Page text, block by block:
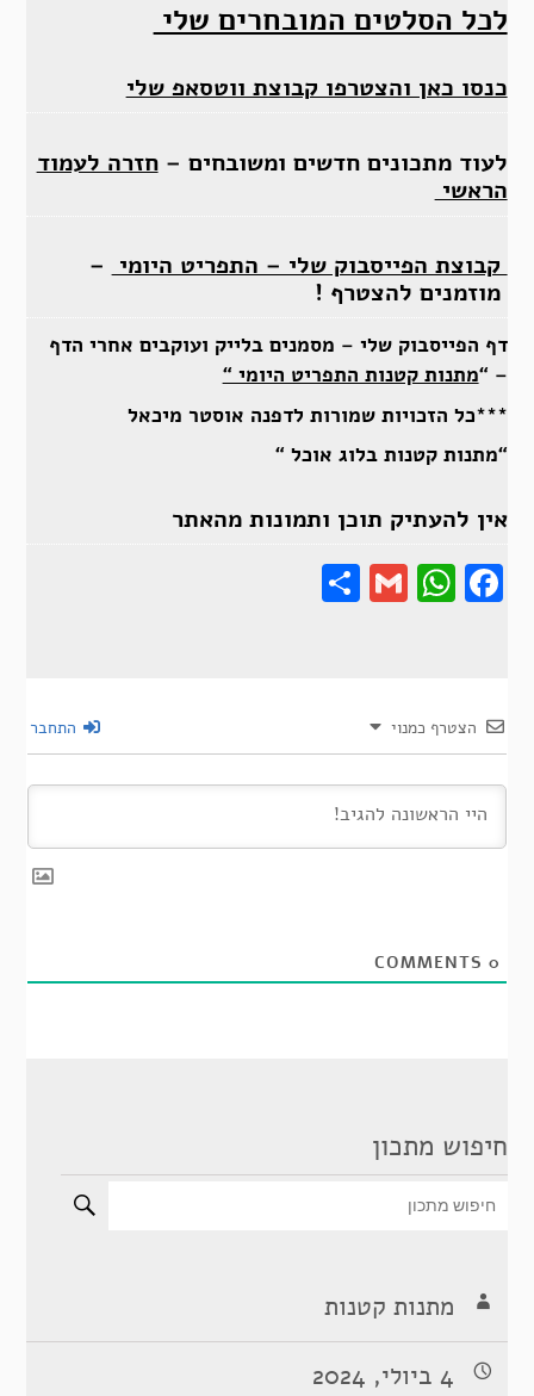
לכל הסלטים המובחרים שלי
כנסו כאן והצטרפו קבוצת ווטסאפ שלי
לעוד מתכונים חדשים ומשובחים –חזרה לעמוד
הראשי
קבוצת הפייסבוק שלי – התפריט היומי –
מוזמנים להצטרף !
דף הפייסבוק שלי – מסמנים בלייק ועוקבים אחרי הדף
– “מתנות קטנות התפריט היומי “
***כל הזכויות שמורות לדפנה אוסטר מיכאל
“מתנות קטנות בלוג אוכל “
אין להעתיק תוכן ותמונות מהאתר
Gmail
Share
הצטרף כמנוי התחבר
0
חיפוש מתכון
מתנות קטנות
4 ביולי, 2024